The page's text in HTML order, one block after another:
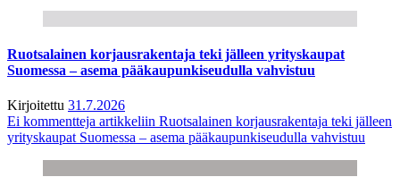
Ruotsalainen korjausrakentaja teki jälleen yrityskaupat
Suomessa – asema pääkaupunkiseudulla vahvistuu
Kirjoitettu 31.7.2026
Ei kommentteja artikkeliin Ruotsalainen korjausrakentaja teki jälleen
yrityskaupat Suomessa – asema pääkaupunkiseudulla vahvistuu